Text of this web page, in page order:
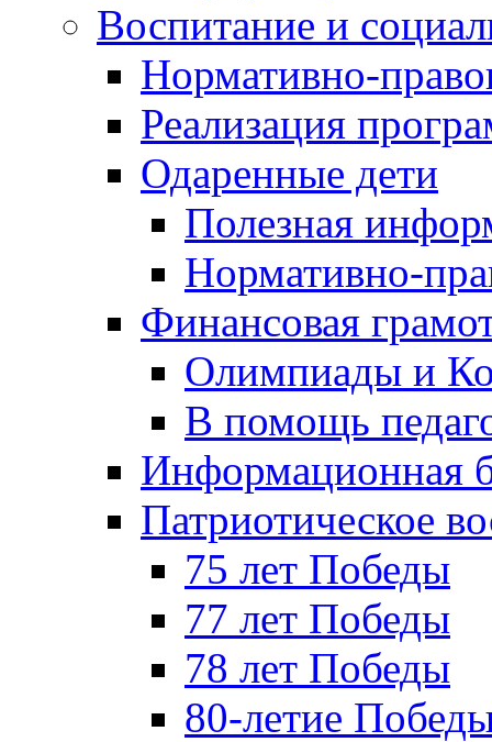
Воспитание и
Нормативно-
Реализация
Одаренные дети
Полезная
Нормативно-
Финансовая
Олимпиады и
В помощь
Информационная
Патриотическое
75 лет Победы
77 лет Победы
78 лет Победы
80-летие